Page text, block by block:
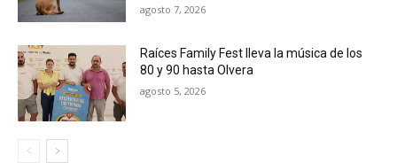
agosto 7, 2026
Raíces Family Fest lleva la música de los
80 y 90 hasta Olvera
agosto 5, 2026